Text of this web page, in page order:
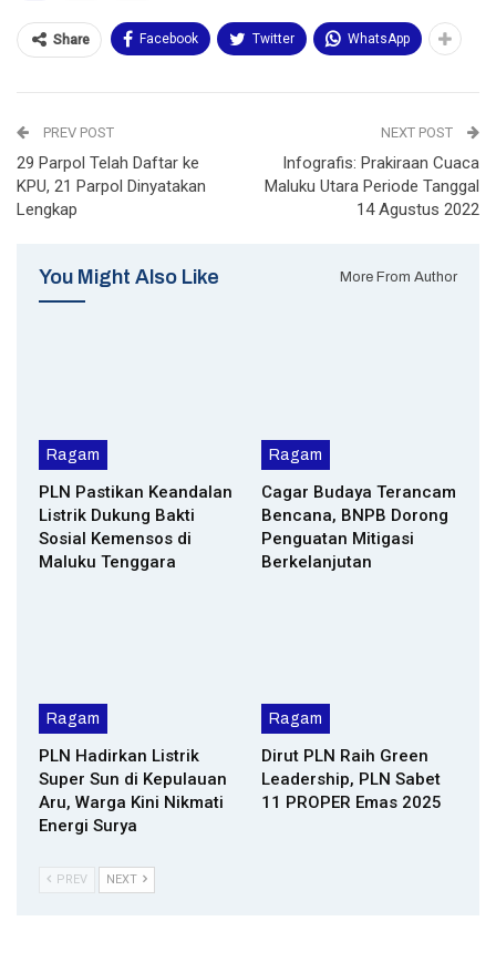
Share Facebook Twitter WhatsApp
PREV POST
29 Parpol Telah Daftar ke
KPU, 21 Parpol Dinyatakan
Lengkap
NEXT POST
Infografis: Prakiraan Cuaca
Maluku Utara Periode Tanggal
14 Agustus 2022
You Might Also Like More From Author
Ragam
PLN Pastikan Keandalan
Listrik Dukung Bakti
Sosial Kemensos di
Maluku Tenggara
Ragam
Cagar Budaya Terancam
Bencana, BNPB Dorong
Penguatan Mitigasi
Berkelanjutan
Ragam
PLN Hadirkan Listrik
Super Sun di Kepulauan
Aru, Warga Kini Nikmati
Energi Surya
Ragam
Dirut PLN Raih Green
Leadership, PLN Sabet
11 PROPER Emas 2025
PREV NEXT